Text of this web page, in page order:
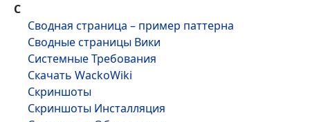
С
Сводная страница – пример паттерна
Сводные страницы Вики
Системные Требования
Скачать WackoWiki
Скриншоты
Скриншоты Инсталляция